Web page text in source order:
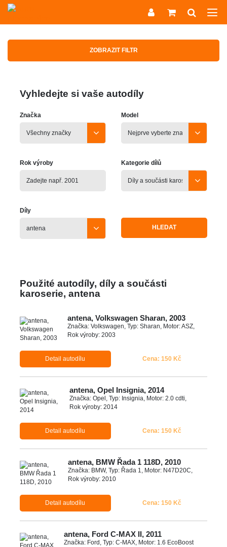
ZOBRAZIT FILTR
Vyhledejte si vaše autodíly
Značka Model
Rok výroby Kategorie dílů
Díly
HLEDAT
Použité autodíly, díly a součásti
karoserie, antena
antena, Volkswagen Sharan, 2003
Značka: Volkswagen, Typ: Sharan, Motor: ASZ,
Rok výroby: 2003
Detail autodílu Cena: 150 Kč
antena, Opel Insignia, 2014
Značka: Opel, Typ: Insignia, Motor: 2.0 cdti,
Rok výroby: 2014
Detail autodílu Cena: 150 Kč
antena, BMW Řada 1 118D, 2010
Značka: BMW, Typ: Řada 1, Motor: N47D20C,
Rok výroby: 2010
Detail autodílu Cena: 150 Kč
antena, Ford C-MAX II, 2011
Značka: Ford, Typ: C-MAX, Motor: 1.6 EcoBoost